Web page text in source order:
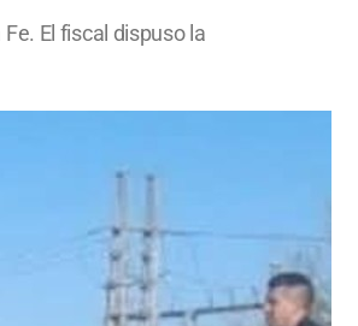
El fiscal dispuso la